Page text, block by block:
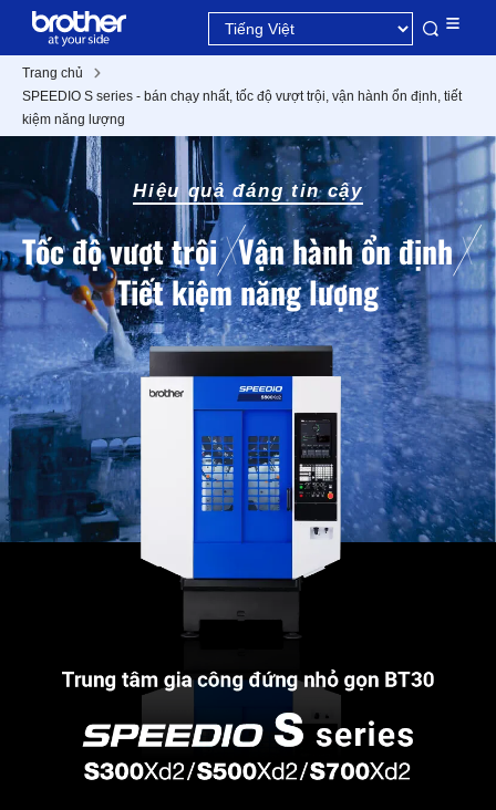
Trang chủ
SPEEDIO S series - bán chạy nhất, tốc độ vượt trội, vận hành ổn định, tiết
kiệm năng lượng
Hiệu quả đáng tin cậy
Tốc độ vượt trội Vận hành ổn định
Tiết kiệm năng lượng